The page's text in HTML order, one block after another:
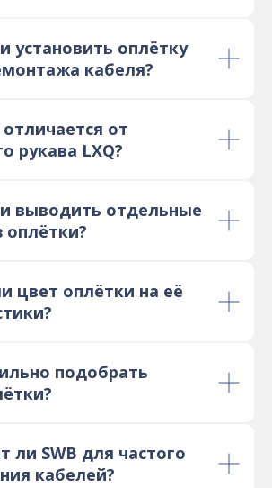
установить оплётку
кабеля?
от
рукава LXQ?
выводить отдельные
оплётки?
цвет оплётки на её
подобрать
ли SWB для частого
кабелей?